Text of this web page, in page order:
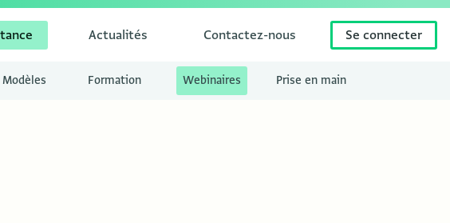
Actualités Contactez-nous Se connecter
Modèles Formation Webinaires Prise en main